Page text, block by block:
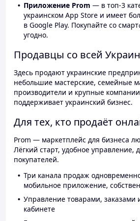
Приложение Prom — в топ-3
украинском App Store и имеет
в Google Play. Покупайте со
угодно.
Продавцы со всей
Здесь продают украинские
небольшие мастерские, семейные
производители и крупные
поддерживает украинский бизнес.
Для тех, кто продаёт
Prom — маркетплейс для бизнеса
Лёгкий старт, удобное управление,
покупателей.
Три канала продаж
мобильное приложение,
Управление товарами, заказами
кабинете